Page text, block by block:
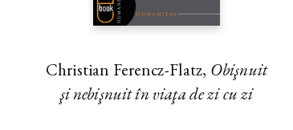
Christian Ferencz-Flatz, Obişnuit
şi nebişnuit în viaţa de zi cu zi